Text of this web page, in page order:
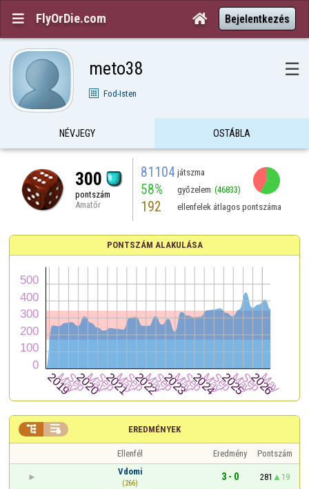
 FlyOrDie.com  Bejelentkezés
meto38 ☰
Fod-Isten
NÉVJEGY OSTÁBLA
300
pontszám
Amatőr
81104 játszma
58% győzelem (46833)
192 ellenfelek átlagos pontszáma
PONTSZÁM ALAKULÁSA
EREDMÉNYEK
 
Ellenfél Eredmény
Pontszám
Vdomi
(266)
3 - 0 281
19